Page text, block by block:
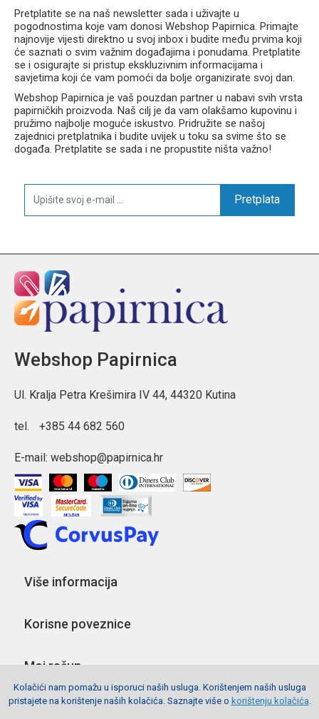
Pretplatite se na naš newsletter sada i uživajte u
pogodnostima koje vam donosi Webshop Papirnica. Primajte
najnovije vijesti direktno u svoj inbox i budite među prvima koji
će saznati o svim važnim događajima i ponudama. Pretplatite
se i osigurajte si pristup ekskluzivnim informacijama i
savjetima koji će vam pomoći da bolje organizirate svoj dan.
Webshop Papirnica je vaš pouzdan partner u nabavi svih vrsta
papirničkih proizvoda. Naš cilj je da vam olakšamo kupovinu i
pružimo najbolje moguće iskustvo. Pridružite se našoj
zajednici pretplatnika i budite uvijek u toku sa svime što se
događa. Pretplatite se sada i ne propustite ništa važno!
Pretplata
Webshop Papirnica
Ul. Kralja Petra Krešimira IV 44, 44320 Kutina
tel. +385 44 682 560
E-mail: webshop@papirnica.hr
Više informacija
Korisne poveznice
Moj račun
Pratite nas
Kolačići nam pomažu u isporuci naših usluga. Korištenjem naših usluga
pristajete na korištenje naših kolačića. Saznajte više o korištenju kolačića.